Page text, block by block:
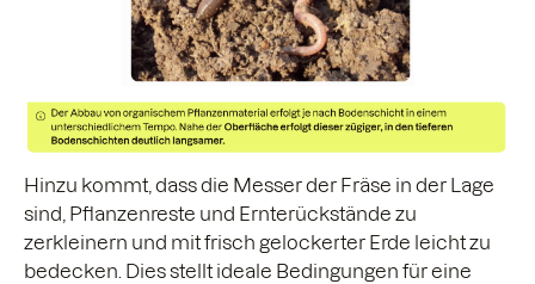
Hinzu kommt, dass die Messer der Fräse in der Lage
sind, Pflanzenreste und Ernterückstände zu
zerkleinern und mit frisch gelockerter Erde leicht zu
bedecken. Dies stellt ideale Bedingungen für eine